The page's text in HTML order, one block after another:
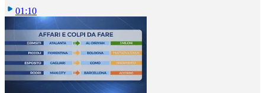
01:10